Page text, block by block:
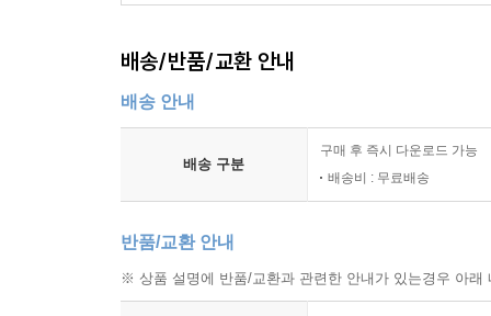
배송/반품/교환 안내
배송 안내
배송 구분
구매 후 즉시 다운로드 가능
배송비 : 무료배송
반품/교환 안내
※ 상품 설명에 반품/교환과 관련한 안내가 있는경우 아